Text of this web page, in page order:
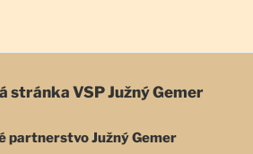
stránka VSP Južný Gemer
partnerstvo Južný Gemer